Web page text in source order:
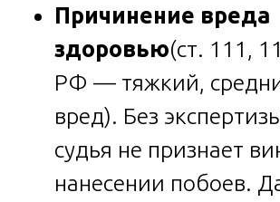
Причинение вреда
здоровью(ст. 111,
РФ — тяжкий,
вред). Без
судья не признает
нанесении побоев.